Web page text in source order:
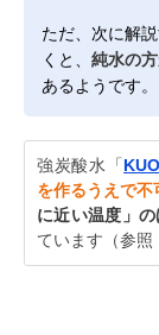
ただ、次に解
くと、 純水の
あるようです。
強炭酸水「
を作るうえで不
に近い温度」の
ています（参照